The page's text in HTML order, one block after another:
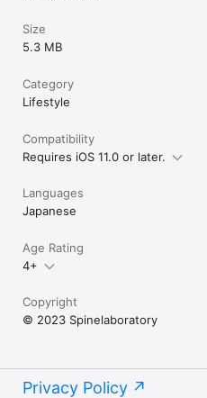
Size
5.3 MB
Category
Lifestyle
Compatibility
Requires iOS 11.0 or later.
Languages
Japanese
Age Rating
4+
Copyright
© 2023 Spinelaboratory
Privacy Policy